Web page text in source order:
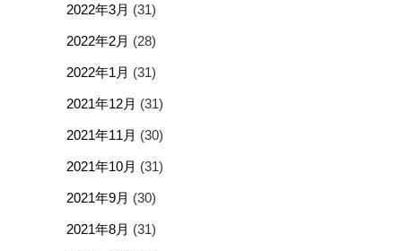
2022年3月 (31)
2022年2月 (28)
2022年1月 (31)
2021年12月 (31)
2021年11月 (30)
2021年10月 (31)
2021年9月 (30)
2021年8月 (31)